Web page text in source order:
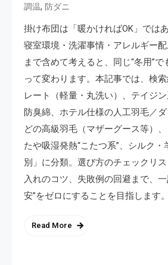
調温, 防ダニ
掛け布団は「暖かければOK」では
寝室環境・洗濯事情・アレルギー
まで含めて考えると、同じ“冬用”で
って変わります。本記事では、検
レート（軽量・丸洗い）、テイジ
防臭綿、ホテル仕様の人工羽毛／
どの高級羽毛（マザーグース等）
たや吸湿発熱“こたつ系”、シルク
別」に分類。選び方のチェックリ
入れのコツ、失敗例の回避まで、
安”をゼロにすることを目指します。
Read More